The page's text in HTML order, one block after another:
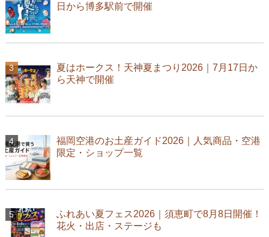
日から博多駅前で開催
夏はホークス！天神夏まつり2026｜7月17日か
ら天神で開催
福岡空港のお土産ガイド2026｜人気商品・空港
限定・ショップ一覧
ふれあい夏フェス2026｜須恵町で8月8日開催！
花火・出店・ステージも